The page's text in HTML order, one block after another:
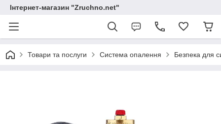
Інтернет-магазин "Zruchno.net"
Товари та послуги Система опалення Безпека для